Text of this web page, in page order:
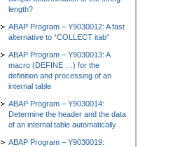
length?
ABAP Program – Y9030012: A fast
alternative to “COLLECT itab”
ABAP Program – Y9030013: A
macro (DEFINE …) for the
definition and processing of an
internal table
ABAP Program – Y9030014:
Determine the header and the data
of an internal table automatically
ABAP Program – Y9030019: